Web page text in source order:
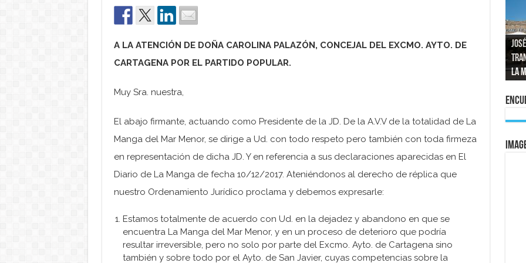
A LA ATENCIÓN DE DOÑA CAROLINA PALAZÓN, CONCEJAL DEL EXCMO. AYTO. DE
CARTAGENA POR EL PARTIDO POPULAR.
Muy Sra. nuestra,
El abajo firmante, actuando como Presidente de la JD. De la A.V.V de la totalidad de La
Manga del Mar Menor, se dirige a Ud. con todo respeto pero también con toda firmeza
en representación de dicha JD. Y en referencia a sus declaraciones aparecidas en El
Diario de La Manga de fecha 10/12/2017. Ateniéndonos al derecho de réplica que
nuestro Ordenamiento Jurídico proclama y debemos expresarle:
Estamos totalmente de acuerdo con Ud. en la dejadez y abandono en que se
encuentra La Manga del Mar Menor, y en un proceso de deterioro que podría
resultar irreversible, pero no solo por parte del Excmo. Ayto. de Cartagena sino
también y sobre todo por el Ayto. de San Javier, cuyas competencias sobre la
La
La
El
al